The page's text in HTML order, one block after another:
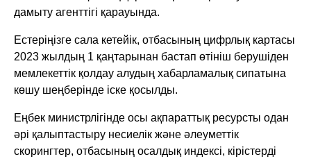
дамыту агенттігі қарауында.
Естеріңізге сала кетейік, отбасының цифрлық картасы
2023 жылдың 1 қаңтарынан бастап өтініш берушіден
мемлекеттік қолдау алудың хабарламалық сипатына
көшу шеңберінде іске қосылды.
Еңбек министрлігінде осы ақпараттық ресурсты одан
әрі қалыптастыру несиелік және әлеуметтік
скорингтер, отбасының осалдық индексі, кірістерді